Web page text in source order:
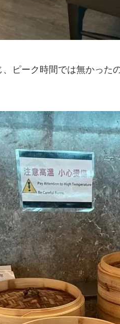
、ピーク時間では無かった